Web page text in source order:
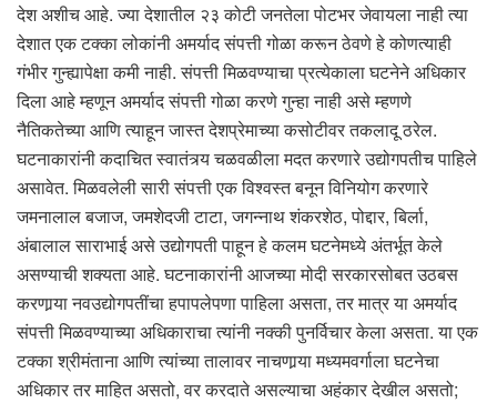
देश अशीच आहे. ज्या देशातील २३ कोटी जनतेला पोटभर जेवायला नाही त्या
देशात एक टक्का लोकांनी अमर्याद संपत्ती गोळा करून ठेवणे हे कोणत्याही
गंभीर गुन्ह्यापेक्षा कमी नाही. संपत्ती मिळवण्याचा प्रत्येकाला घटनेने अधिकार
दिला आहे म्हणून अमर्याद संपत्ती गोळा करणे गुन्हा नाही असे म्हणणे
नैतिकतेच्या आणि त्याहून जास्त देशप्रेमाच्या कसोटीवर तकलादू ठरेल.
घटनाकारांनी कदाचित स्वातंत्र्य चळवळीला मदत करणारे उद्योगपतीच पाहिले
असावेत. मिळवलेली सारी संपत्ती एक विश्वस्त बनून विनियोग करणारे
जमनालाल बजाज, जमशेदजी टाटा, जगन्नाथ शंकरशेठ, पोद्दार, बिर्ला,
अंबालाल साराभाई असे उद्योगपती पाहून हे कलम घटनेमध्ये अंतर्भूत केले
असण्याची शक्यता आहे. घटनाकारांनी आजच्या मोदी सरकारसोबत उठबस
करणार्‍या नवउद्योगपतींचा हपापलेपणा पाहिला असता, तर मात्र या अमर्याद
संपत्ती मिळवण्याच्या अधिकाराचा त्यांनी नक्की पुनर्विचार केला असता. या एक
टक्का श्रीमंताना आणि त्यांच्या तालावर नाचणार्‍या मध्यमवर्गाला घटनेचा
अधिकार तर माहित असतो, वर करदाते असल्याचा अहंकार देखील असतो;